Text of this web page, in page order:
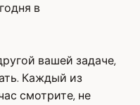
в
вашей задаче,
Каждый из
смотрите, не